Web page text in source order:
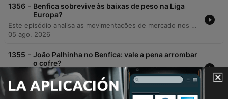
1356 - Benfica sobrevive às baixas de peso na Liga
Europa?
Este episódio analisa as movimentações de mercado nos principais clubes portugueses, com foco nas estratégias de transferências do Sporting, Benfica e Porto. Discutem-se também as mudanças regulamentares na Liga relativas ao acesso de adeptos aos estádios. A análise estende-se ao impacto mediático de Cristiano Ronaldo e à relevância económica da Volta a Portugal, abordando ainda temas como a gestão desportiva e o papel dos treinadores no planeamento de contratações.
05 ago. 2026
1355 - João Palhinha no Benfica: vale a pena arrombar
o cofre?
Este episódio aborda a atualidade do futebol português, com foco nas movimentações de mercado do Benfica para João Palhinha e na necessidade de um novo central, além da renovação de Maxi Araújo no Sporting. O debate estende-se às polémicas em torno da presidência de Gianni Infantino na FIFA e ao futuro da carreira de Neymar. A discussão percorre ainda a homenagem póstuma a Franco Baresi, as condições dos relvados no início do campeonato nacional e a importância do ciclismo em Portugal, encerrando com as notas individuais dos participantes.
04 ago. 2026